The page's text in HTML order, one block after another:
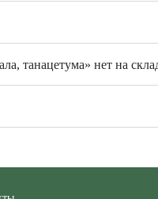
танацетума» нет на